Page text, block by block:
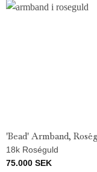
'Bead' Armband,
18k Roséguld
75.000 SEK